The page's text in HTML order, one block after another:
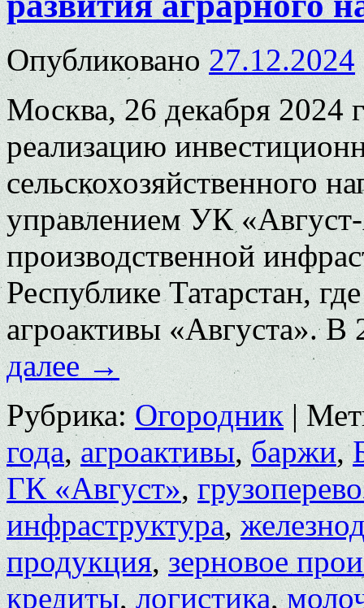
Опубликовано 27.12.2024
Москва, 26 декабря 2024
реализацию
сельскохозяйственного
управлением УК
производственной
Республике Татарстан,
агроактивы «Августа».
далее→
Рубрика: Огородник |
года,агроактивы,баржи,
ГК «Август»,
инфраструктура,
продукция,зерновое
кредиты,логистика,